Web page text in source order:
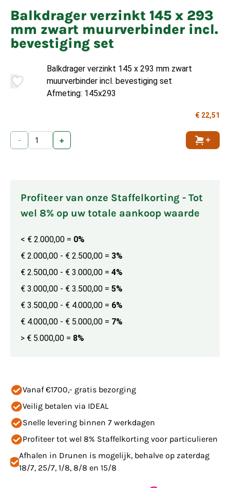
Balkdrager verzinkt 145 x 293
mm zwart muurverbinder incl.
bevestiging set
Balkdrager verzinkt 145 x 293 mm zwart
muurverbinder incl. bevestiging set
Afmeting: 145x293
€ 22,51
- +
Profiteer van onze Staffelkorting - Tot
wel 8% op uw totale aankoop waarde
< € 2.000,00 = 0%
€ 2.000,00 - € 2.500,00 = 3%
€ 2.500,00 - € 3.000,00 = 4%
€ 3.000,00 - € 3.500,00 = 5%
€ 3.500,00 - € 4.000,00 = 6%
€ 4.000,00 - € 5.000,00 = 7%
> € 5.000,00 = 8%
Vanaf €1700,- gratis bezorging
Veilig betalen via IDEAL
Snelle levering binnen 7 werkdagen
Profiteer tot wel 8% Staffelkorting voor particulieren
Afhalen in Drunen is mogelijk, behalve op zaterdag
18/7, 25/7, 1/8, 8/8 en 15/8